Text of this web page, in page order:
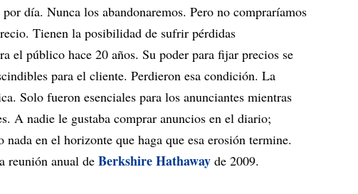
día. Nunca los abandonaremos. Pero no compraríamos
Tienen la posibilidad de sufrir pérdidas
el público hace 20 años. Su poder para fijar precios se
para el cliente. Perdieron esa condición. La
Solo fueron esenciales para los anunciantes mientras
A nadie le gustaba comprar anuncios en el diario;
en el horizonte que haga que esa erosión termine.
reunión anual de Berkshire Hathaway de 2009.